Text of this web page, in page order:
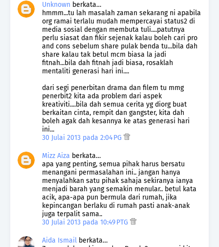
Unknown berkata…
hmmm...tu lah masalah zaman sekarang ni apabila
org ramai terlalu mudah mempercayai status2 di
media sosial dengan membuta tuli....patutnya
perlu siasat dan fikir sejenak kalau boleh cari pro
and cons sebelum share pulak benda tu...bila dah
share kalau tak betul mcm biasa la jadi
fitnah...bila dah fitnah jadi biasa, rosaklah
mentaliti generasi hari ini....
dari segi penerbitan drama dan filem tu mmg
penerbit2 kita ada problem dari aspek
kreativiti....bila dah semua cerita yg diorg buat
berkaitan cinta, rempit dan gangster, kita dah
boleh agak dah kesannya ke atas generasi hari
ini...
30 Julai 2013 pada 2:04 PG
Mizz Aiza berkata…
apa yang penting, semua pihak harus bersatu
menangani permasalahan ini.. jangan hanya
menyalahkan satu pihak sahaja sekiranya ianya
menjadi barah yang semakin menular.. betul kata
acik, apa-apa pun bermula dari rumah, jika
kepincangan berlaku di rumah pasti anak-anak
juga terpalit sama..
30 Julai 2013 pada 10:49 PTG
Aida Ismail berkata…